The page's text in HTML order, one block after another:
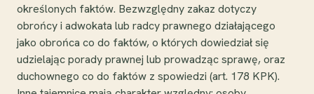
określonych faktów. Bezwzględny zakaz dotyczy
obrońcy i adwokata lub radcy prawnego działającego
jako obrońca co do faktów, o których dowiedział się
udzielając porady prawnej lub prowadząc sprawę, oraz
duchownego co do faktów z spowiedzi (art. 178 KPK).